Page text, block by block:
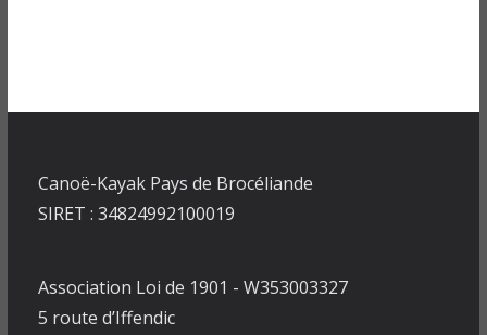
Canoë-Kayak Pays de Brocéliande
SIRET : 34824992100019
Association Loi de 1901 - W353003327
5 route d’Iffendic